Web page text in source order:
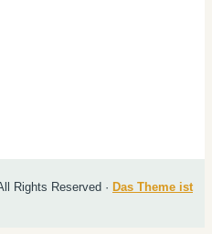
Rights Reserved · Das Theme ist